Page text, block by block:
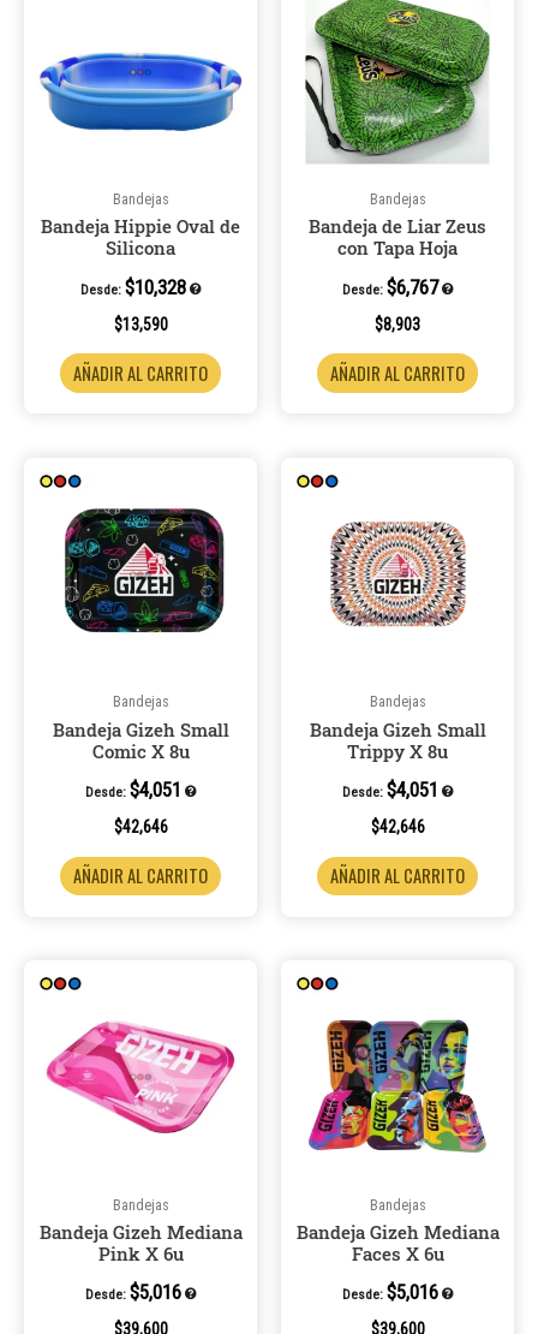
Bandejas
Bandeja Hippie Oval de
Silicona
Desde: $10,328
$13,590
AÑADIR AL CARRITO
Bandejas
Bandeja de Liar Zeus
con Tapa Hoja
Desde: $6,767
$8,903
AÑADIR AL CARRITO
Bandejas
Bandeja Gizeh Small
Comic X 8u
Desde: $4,051
$42,646
AÑADIR AL CARRITO
Bandejas
Bandeja Gizeh Small
Trippy X 8u
Desde: $4,051
$42,646
AÑADIR AL CARRITO
Bandejas
Bandeja Gizeh Mediana
Pink X 6u
Desde: $5,016
$39,600
Bandejas
Bandeja Gizeh Mediana
Faces X 6u
Desde: $5,016
$39,600